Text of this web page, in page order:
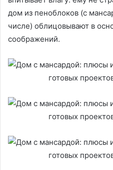
дом из пеноблоков (с
числе) облицовывают в
соображений.